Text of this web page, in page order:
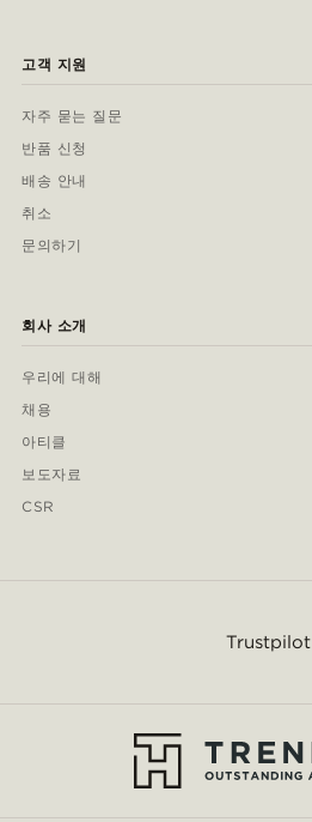
고객 지원
자주 묻는 질문
반품 신청
배송 안내
취소
문의하기
회사 소개
우리에 대해
채용
아티클
보도자료
CSR
Trustpilot